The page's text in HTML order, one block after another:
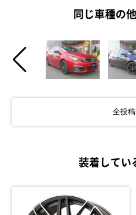
同じ車種の
全投
装着してい